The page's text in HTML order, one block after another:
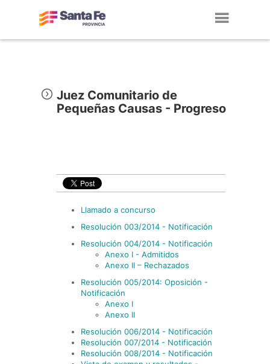
Juez Comunitario de
Pequeñas Causas - Progreso
Llamado a concurso
Resolución 003/2014 - Notificación
Resolución 004/2014 - Notificación
Anexo I - Admitidos
Anexo II – Rechazados
Resolución 005/2014: Oposición -
Notificación
Anexo I
Anexo II
Resolución 006/2014 - Notificación
Resolución 007/2014 - Notificación
Resolución 008/2014 - Notificación